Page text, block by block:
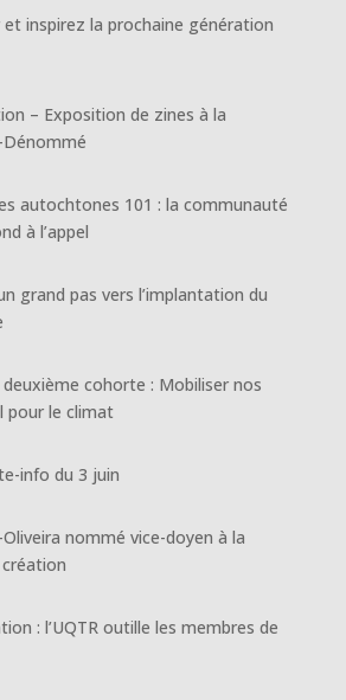
inspirez la prochaine génération
– Exposition de zines à la
autochtones 101 : la communauté
à l’appel
grand pas vers l’implantation du
cohorte : Mobiliser nos
pour le climat
info du 3 juin
nommé vice-doyen à la
: l’UQTR outille les membres de